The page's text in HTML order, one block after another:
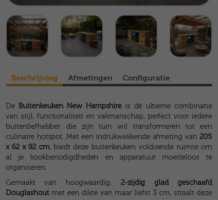
Beschrijving Afmetingen Configuratie
DeBuitenkeuken New Hampshire is dé ultieme combinatie
van stijl, functionaliteit en vakmanschap, perfect voor iedere
buitenliefhebber die zijn tuin wil transformeren tot een
culinaire hotspot. Met een indrukwekkende afmeting van205
x 62 x 92 cm, biedt deze buitenkeuken voldoende ruimte om
al je kookbenodigdheden en apparatuur moeiteloos te
organiseren.
Gemaakt van hoogwaardig, 2-zijdig glad geschaafd
Douglashoutmet een dikte van maar liefst 3 cm, straalt deze